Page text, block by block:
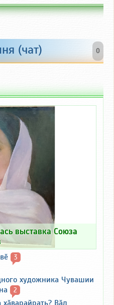
0
(чат)
выставка Союза
3
художника Чувашии
2
Вӑл